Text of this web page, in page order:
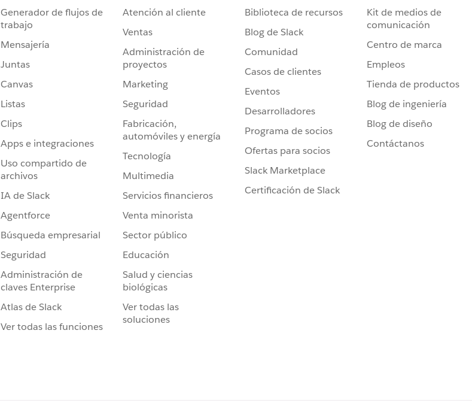
Generador de flujos de
trabajo
Mensajería
Juntas
Canvas
Listas
Clips
Apps e integraciones
Uso compartido de
archivos
IA de Slack
Agentforce
Búsqueda empresarial
Seguridad
Administración de
claves Enterprise
Atlas de Slack
Ver todas las funciones
Atención al cliente
Ventas
Administración de
proyectos
Marketing
Seguridad
Fabricación,
automóviles y energía
Tecnología
Multimedia
Servicios financieros
Venta minorista
Sector público
Educación
Salud y ciencias
biológicas
Ver todas las
soluciones
Biblioteca de recursos
Blog de Slack
Comunidad
Casos de clientes
Eventos
Desarrolladores
Programa de socios
Ofertas para socios
Slack Marketplace
Certificación de Slack
Kit de medios de
comunicación
Centro de marca
Empleos
Tienda de productos
Blog de ingeniería
Blog de diseño
Contáctanos